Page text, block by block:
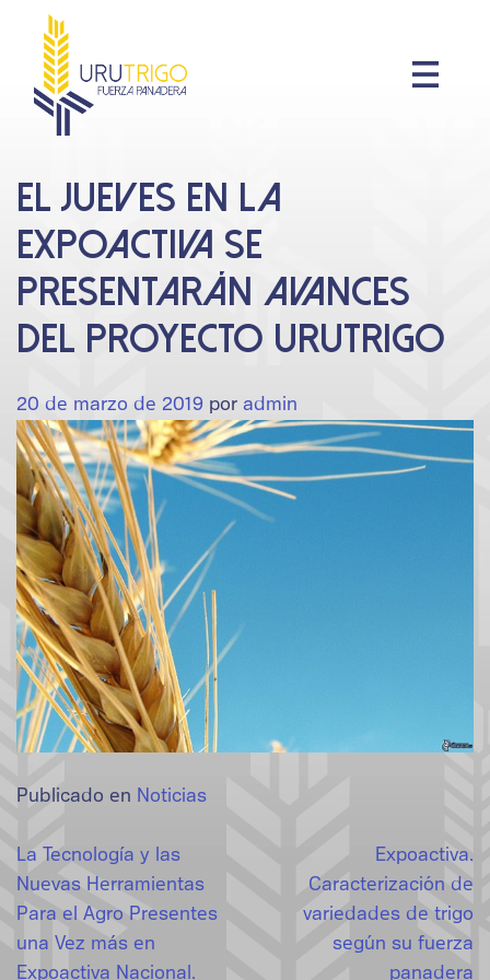
content
El jueves en la
Expoactiva se
presentarán avances
del proyecto Urutrigo
20 de marzo de 2019 por admin
Publicado en Noticias
Navegación
de
entradas
La Tecnología y las
Nuevas Herramientas
Para el Agro Presentes
una Vez más en
Expoactiva Nacional.
Expoactiva.
Caracterización de
variedades de trigo
según su fuerza
panadera